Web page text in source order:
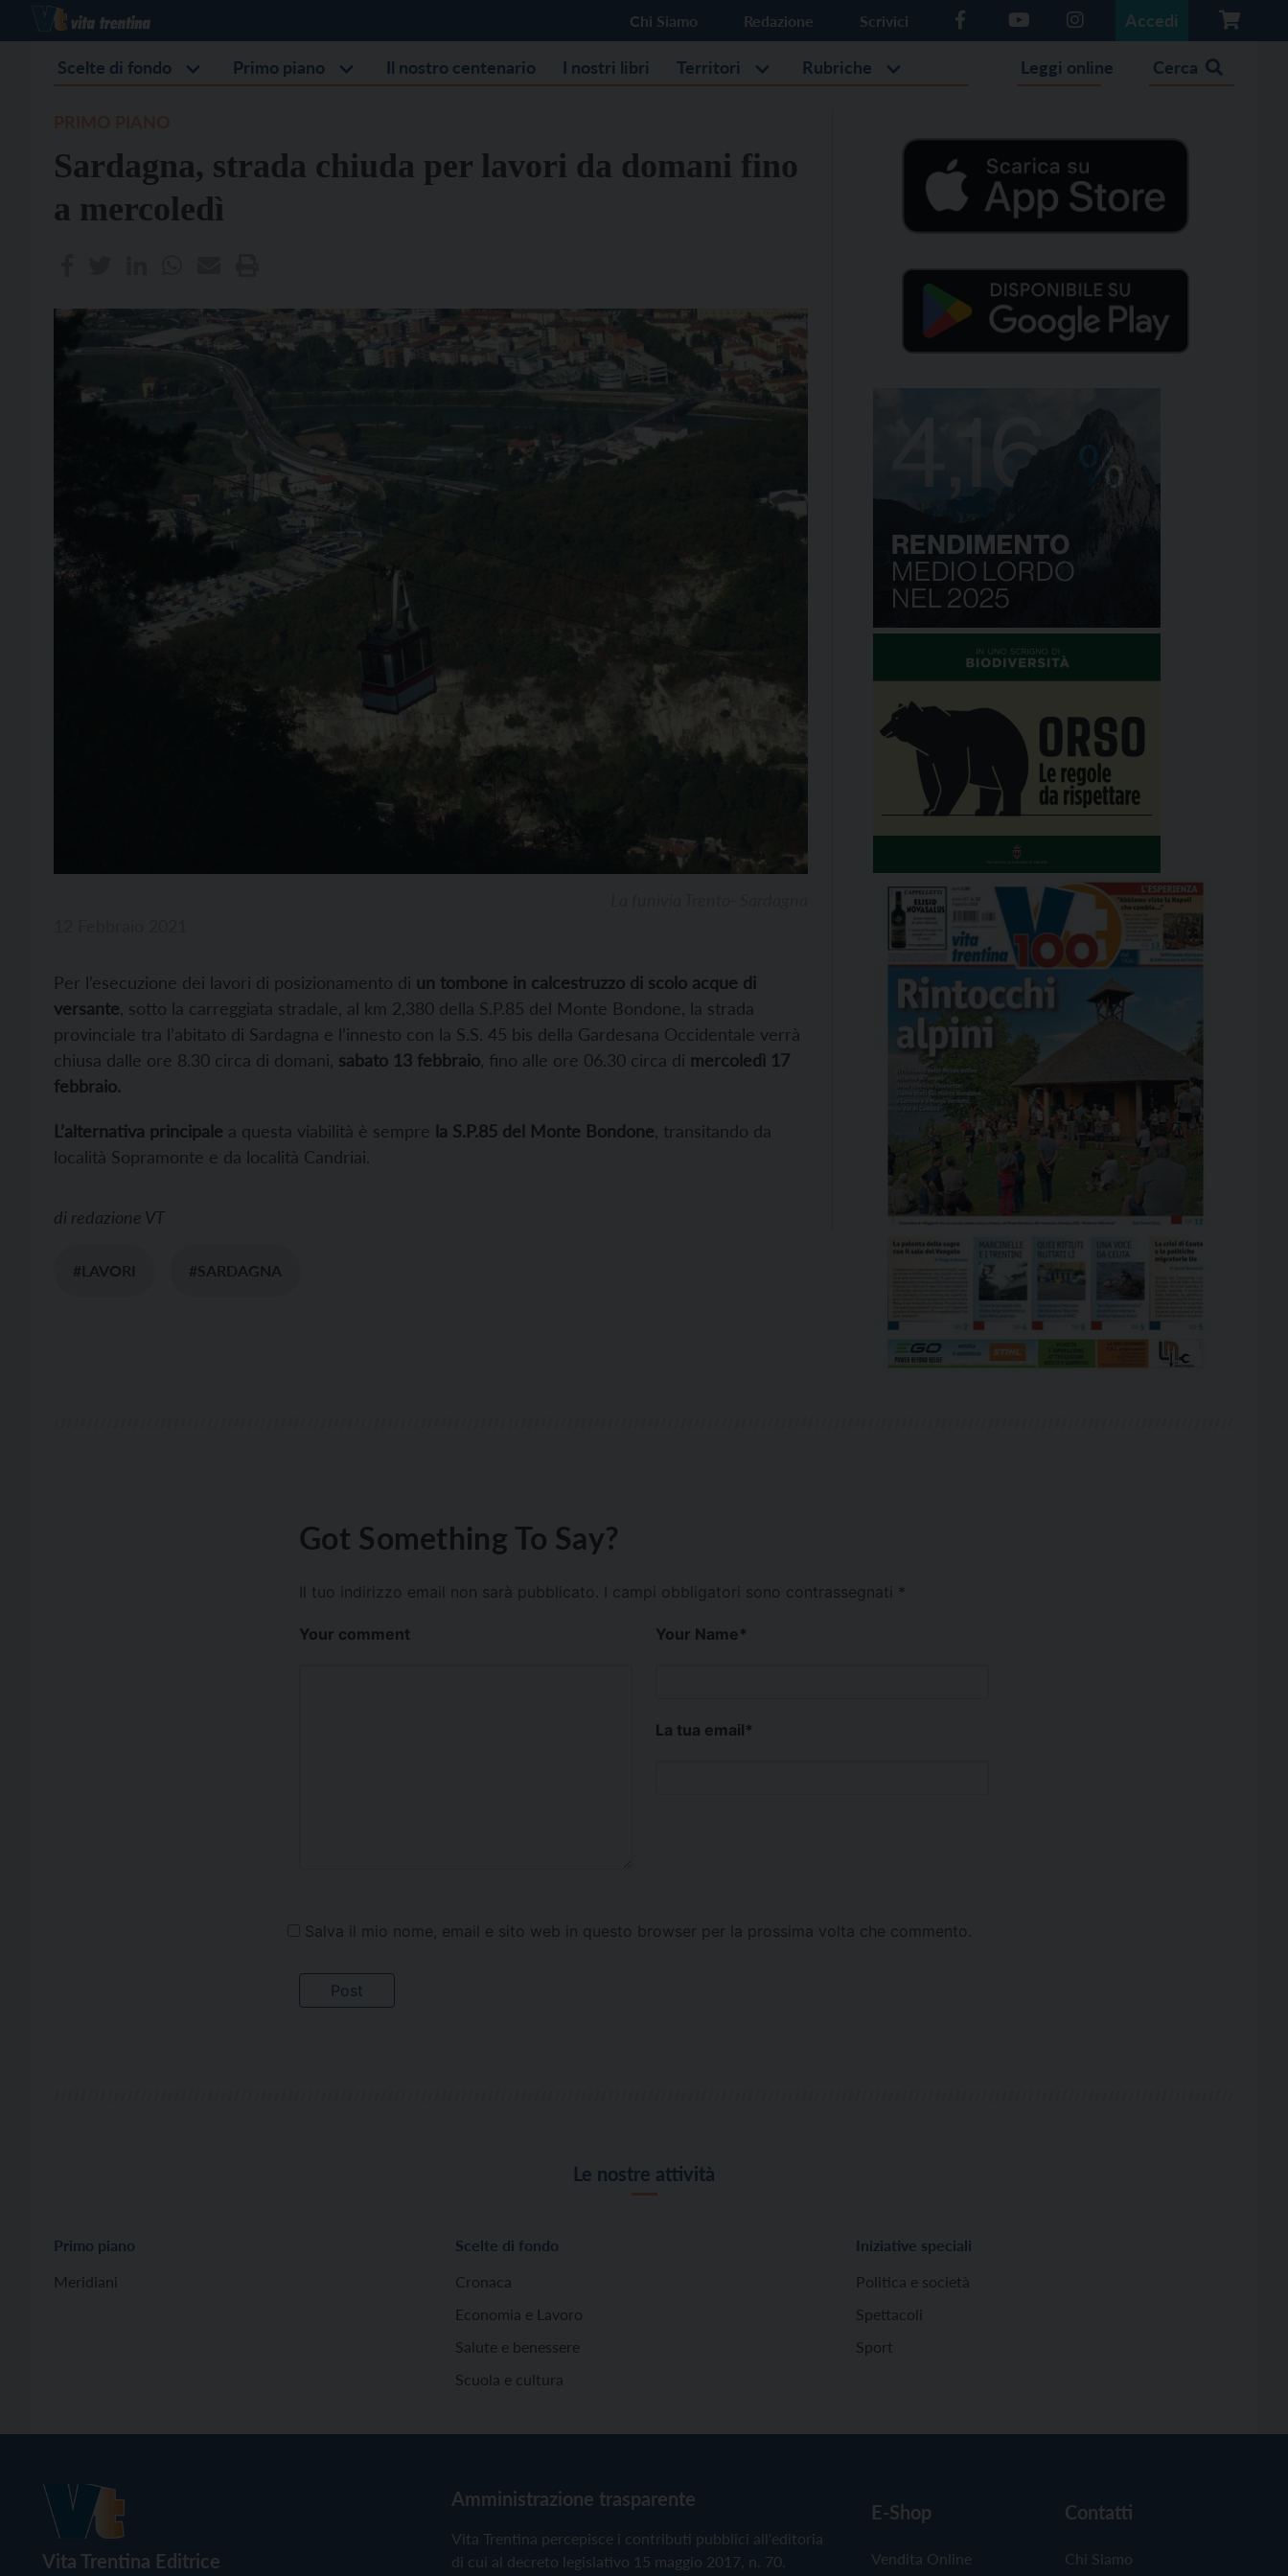
Chi Siamo Redazione Scrivici Accedi
Scelte di fondo Primo piano Il nostro centenario I nostri libri Territori Rubriche Leggi online Cerca
Sardagna, strada chiuda per lavori da domani fino
a mercoledì
Per l’esecuzione dei lavori di posizionamento di un tombone in calcestruzzo di scolo acque di
versante, sotto la carreggiata stradale, al km 2,380 della S.P.85 del Monte Bondone, la strada
provinciale tra l’abitato di Sardagna e l’innesto con la S.S. 45 bis della Gardesana Occidentale verrà
chiusa dalle ore 8.30 circa di domani, sabato 13 febbraio, fino alle ore 06.30 circa di mercoledì 17
febbraio.
L’alternativa principale a questa viabilità è sempre la S.P.85 del Monte Bondone, transitando da
località Sopramonte e da località Candriai.
di redazione VT
#LAVORI #SARDAGNA
Got Something To Say?
Il tuo indirizzo email non sarà pubblicato. I campi obbligatori sono contrassegnati *
Your comment Your Name*
La tua email*
Salva il mio nome, email e sito web in questo browser per la prossima volta che commento.
Le nostre attività
Primo piano
Meridiani
Scelte di fondo
Cronaca
Economia e Lavoro
Salute e benessere
Scuola e cultura
Iniziative speciali
Politica e società
Spettacoli
Sport
Vita Trentina Editrice
Amministrazione trasparente
Vita Trentina percepisce i contributi pubblici all'editoria
di cui al decreto legislativo 15 maggio 2017, n. 70.
E-Shop
Vendita Online
Contatti
Chi Siamo